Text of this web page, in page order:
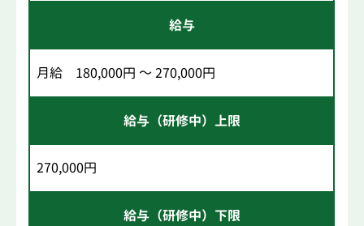
給与
月給 180,000円 ～ 270,000円
給与（研修中）上限
270,000円
給与（研修中）下限